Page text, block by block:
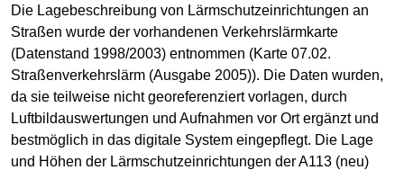
Die Lagebeschreibung von Lärmschutzeinrichtungen an
Straßen wurde der vorhandenen Verkehrslärmkarte
(Datenstand 1998/2003) entnommen (Karte 07.02.
Straßenverkehrslärm (Ausgabe 2005)). Die Daten wurden,
da sie teilweise nicht georeferenziert vorlagen, durch
Luftbildauswertungen und Aufnahmen vor Ort ergänzt und
bestmöglich in das digitale System eingepflegt. Die Lage
und Höhen der Lärmschutzeinrichtungen der A113 (neu)